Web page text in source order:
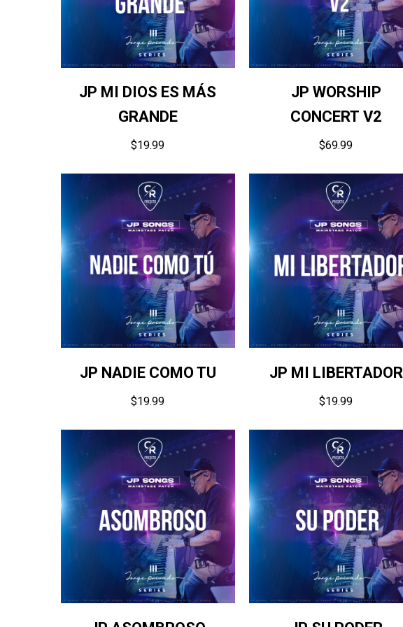
JP MI DIOS ES MÁS
GRANDE
$19.99
JP WORSHIP
CONCERT V2
$69.99
JP NADIE COMO TU
$19.99
JP MI LIBERTADOR
$19.99